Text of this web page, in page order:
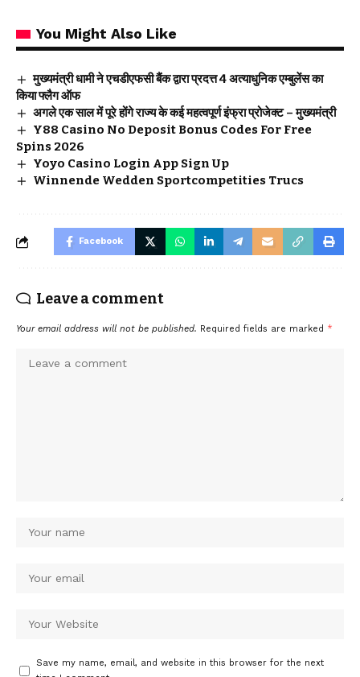
You Might Also Like
मुख्यमंत्री धामी ने एचडीएफसी बैंक द्वारा प्रदत्त 4 अत्याधुनिक एम्बुलेंस का
किया फ्लैग ऑफ
अगले एक साल में पूरे होंगे राज्य के कई महत्वपूर्ण इंफ्रा प्रोजेक्ट – मुख्यमंत्री
Y88 Casino No Deposit Bonus Codes For Free
Spins 2026
Yoyo Casino Login App Sign Up
Winnende Wedden Sportcompetities Trucs
Facebook
Leave a comment
Your email address will not be published. Required fields are marked *
Save my name, email, and website in this browser for the next